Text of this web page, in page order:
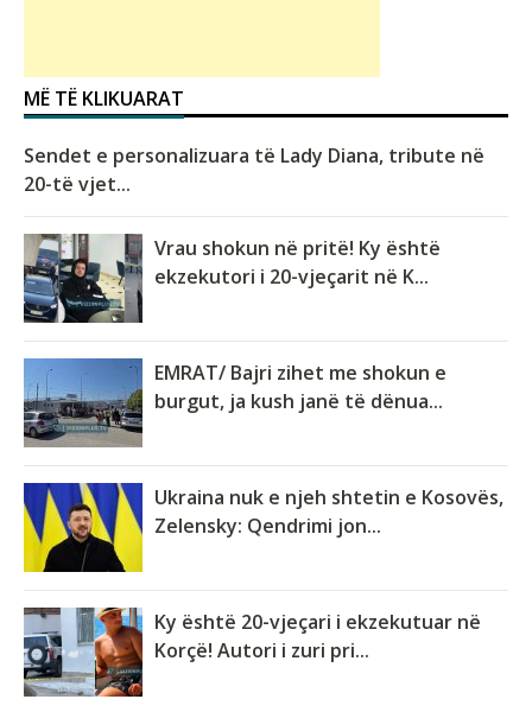
MË TË KLIKUARAT
Sendet e personalizuara të Lady Diana, tribute në
20-të vjet...
Vrau shokun në pritë! Ky është
ekzekutori i 20-vjeçarit në K...
EMRAT/ Bajri zihet me shokun e
burgut, ja kush janë të dënua...
Ukraina nuk e njeh shtetin e Kosovës,
Zelensky: Qendrimi jon...
Ky është 20-vjeçari i ekzekutuar në
Korçë! Autori i zuri pri...